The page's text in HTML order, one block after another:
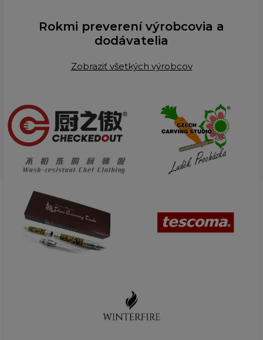
Rokmi preverení výrobcovia a
dodávatelia
Zobraziť všetkých výrobcov